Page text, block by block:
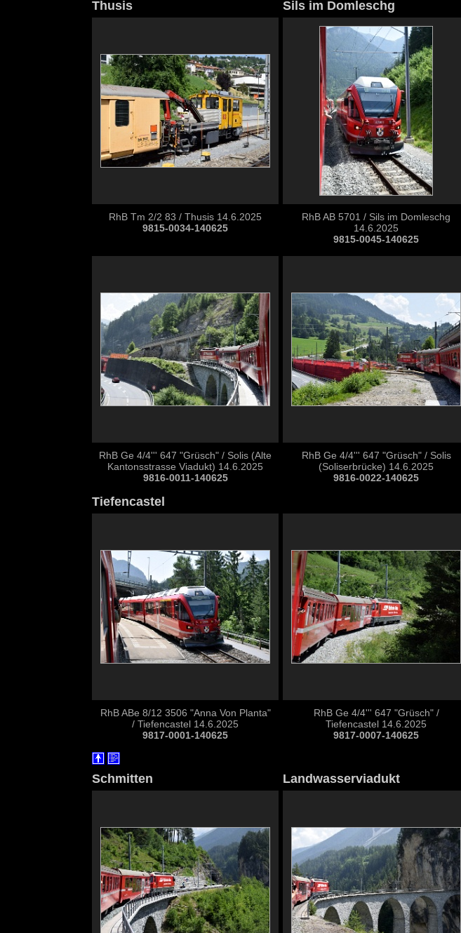
Thusis Sils im Domleschg
RhB Tm 2/2 83 / Thusis 14.6.2025
9815-0034-140625
RhB AB 5701 / Sils im Domleschg
14.6.2025
9815-0045-140625
RhB Ge 4/4''' 647 "Grüsch" / Solis (Alte
Kantonsstrasse Viadukt) 14.6.2025
9816-0011-140625
RhB Ge 4/4''' 647 "Grüsch" / Solis
(Soliserbrücke) 14.6.2025
9816-0022-140625
Tiefencastel
RhB ABe 8/12 3506 "Anna Von Planta"
/ Tiefencastel 14.6.2025
9817-0001-140625
RhB Ge 4/4''' 647 "Grüsch" /
Tiefencastel 14.6.2025
9817-0007-140625
Schmitten Landwasserviadukt